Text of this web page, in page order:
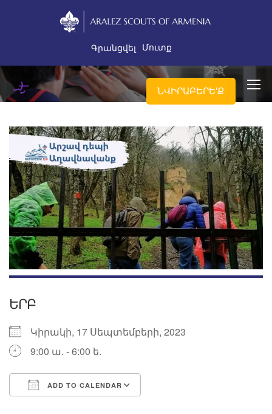
Գրանցվել Մուտք
ՆՎԻՐԱԲԵՐԵ'Ք
ԵՐԲ
Կիրակի, 17 Սեպտեմբերի, 2023
9:00 ա. - 6:00 ե.
ADD TO CALENDAR